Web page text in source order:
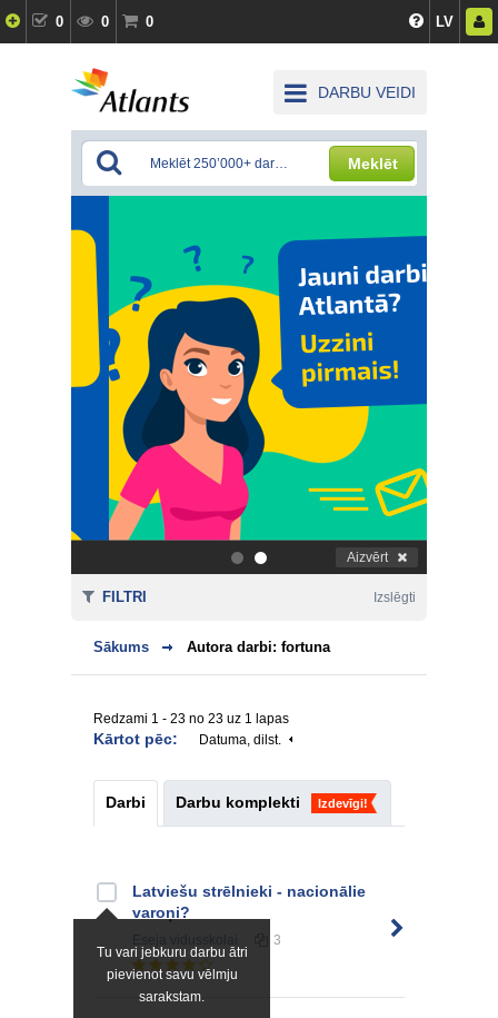
0 0 0 LV
DARBU VEIDI
Meklēt
. Aizvērt
Sākums Autora darbi: fortuna
Redzami 1 - 23 no 23 uz 1 lapas
Kārtot pēc: Datuma, dilst.
Darbi Darbu komplekti Izdevīgi!
Tu vari jebkuru darbu ātri
pievienot savu vēlmju
sarakstam.
Latviešu strēlnieki - nacionālie
varoņi?
3
FILTRI Izslēgti